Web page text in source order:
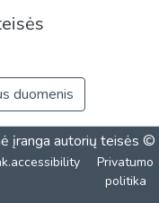
duomenis
įranga autorių teisės
Privatumo
politika